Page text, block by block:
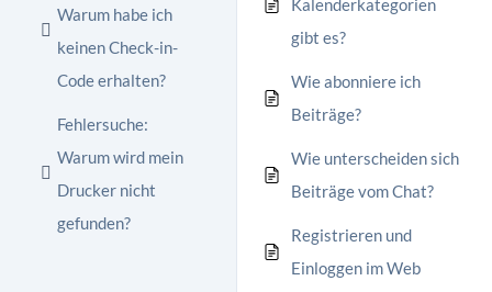
Warum habe ich
keinen Check-in-
Code erhalten?
Fehlersuche:
Warum wird mein
Drucker nicht
gefunden?
Kalenderkategorien
gibt es?
Wie abonniere ich
Beiträge?
Wie unterscheiden sich
Beiträge vom Chat?
Registrieren und
Einloggen im Web